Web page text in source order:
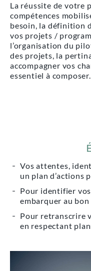
La réussite de votre
compétences
besoin, la définition
vos projets /
l’organisation du
des projets, la
accompagner vos
essentiel à composer.
Vos attentes,
un plan d’actions
Pour identifier
embarquer au
Pour retranscrire
en respectant